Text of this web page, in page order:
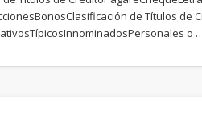
de Títulos de
o